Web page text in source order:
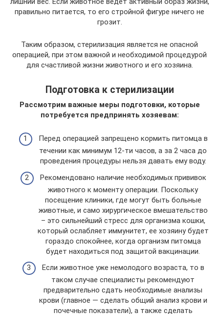
правильно питается, то его стройной фигуре ничего не
грозит.
Таким образом, стерилизация является не опасной
операцией, при этом важной и необходимой процедурой
для счастливой жизни животного и его хозяина.
Подготовка к стерилизации
Рассмотрим важные меры подготовки, которые
потребуется предпринять хозяевам:
Перед операцией запрещено кормить питомца в
течении как минимум 12-ти часов, а за 2 часа до
проведения процедуры нельзя давать ему воду.
Рекомендовано наличие необходимых прививок
животного к моменту операции. Поскольку
посещение клиники, где могут быть больные
животные, и само хирургическое вмешательство
– это сильнейший стресс для организма кошки,
который ослабляет иммунитет, ее хозяину будет
гораздо спокойнее, когда организм питомца
будет находиться под защитой вакцинации.
Если животное уже немолодого возраста, то в
таком случае специалисты рекомендуют
предварительно сдать необходимые анализы
крови (главное — сделать общий анализ крови и
почечные показатели), а также сделать